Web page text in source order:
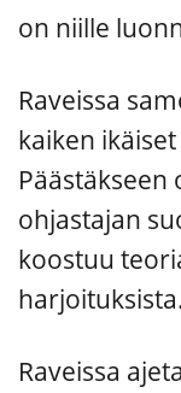
on niille
Raveissa
kaiken
Päästäkseen
ohjastajan
koostuu
harjoituksista.
Raveissa